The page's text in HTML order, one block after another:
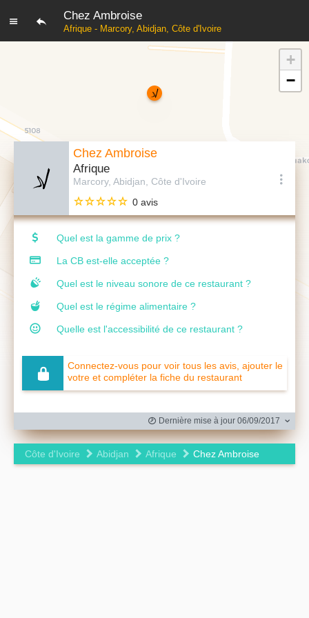
Chez Ambroise
Afrique - Marcory, Abidjan, Côte d'Ivoire
Chez Ambroise
Afrique
Marcory, Abidjan, Côte d'Ivoire
0 avis
Quel est la gamme de prix ?
La CB est-elle acceptée ?
Quel est le niveau sonore de ce restaurant ?
Quel est le régime alimentaire ?
Quelle est l'accessibilité de ce restaurant ?
Connectez-vous pour voir tous les avis, ajouter le
votre et compléter la fiche du restaurant
Dernière mise à jour 06/09/2017
Côte d'Ivoire Abidjan Afrique Chez Ambroise
+
−